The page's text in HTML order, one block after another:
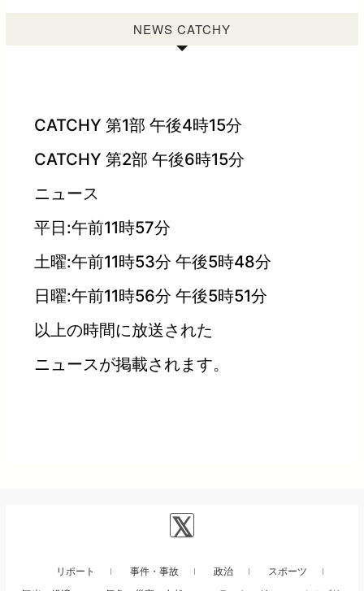
NEWS CATCHY
CATCHY 第1部 午後4時15分
CATCHY 第2部 午後6時15分
ニュース
平日:午前11時57分
土曜:午前11時53分 午後5時48分
日曜:午前11時56分 午後5時51分
以上の時間に放送された
ニュースが掲載されます。
リポート 事件・事故 政治
スポーツ